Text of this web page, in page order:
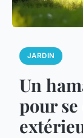
JARDIN
Un
pour